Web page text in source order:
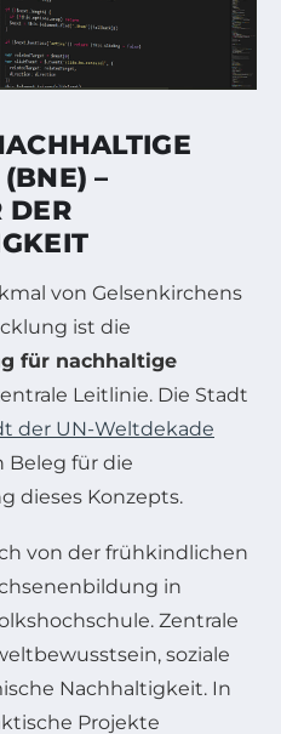
–
DER
von Gelsenkirchens
ist die
für nachhaltige
Leitlinie. Die Stadt
der UN-Weltdekade
Beleg für die
dieses Konzepts.
von der frühkindlichen
in
Zentrale
soziale
Nachhaltigkeit. In
Projekte